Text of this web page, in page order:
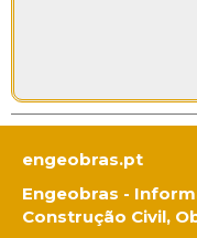
engeobras.pt
Engeobras -
Construção Civil,